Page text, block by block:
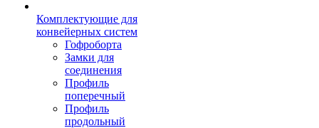
Комплектующие для
конвейерных систем
Гофроборта
Замки для
соединения
Профиль
поперечный
Профиль
продольный